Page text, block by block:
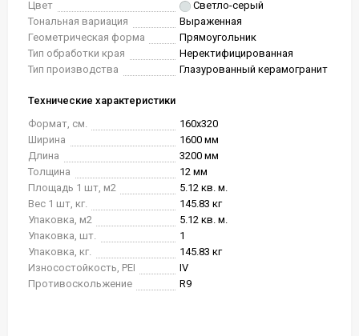
Цвет
Светло-серый
Тональная вариация
Выраженная
Геометрическая форма
Прямоугольник
Тип обработки края
Неректифицированная
Тип производства
Глазурованный керамогранит
Технические характеристики
Формат, см.
160x320
Ширина
1600 мм
Длина
3200 мм
Толщина
12 мм
Площадь 1 шт, м2
5.12 кв. м.
Вес 1 шт, кг.
145.83 кг
Упаковка, м2
5.12 кв. м.
Упаковка, шт.
1
Упаковка, кг.
145.83 кг
Износостойкость, PEI
IV
Противоскольжение
R9